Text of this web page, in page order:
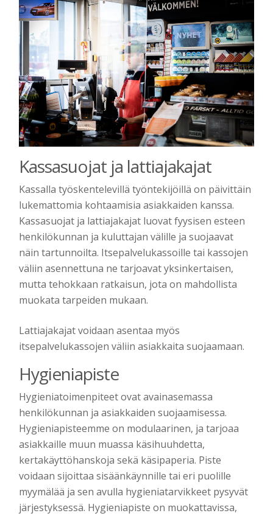
Kassasuojat ja lattiajakajat
Kassalla työskentelevillä työntekijöillä on päivittäin
lukemattomia kohtaamisia asiakkaiden kanssa.
Kassasuojat ja lattiajakajat luovat fyysisen esteen
henkilökunnan ja kuluttajan välille ja suojaavat
näin tartunnoilta. Itsepalvelukassoille tai kassojen
väliin asennettuna ne tarjoavat yksinkertaisen,
mutta tehokkaan ratkaisun, jota on mahdollista
muokata tarpeiden mukaan.
Lattiajakajat voidaan asentaa myös
itsepalvelukassojen väliin asiakkaita suojaamaan.
Hygieniapiste
Hygieniatoimenpiteet ovat avainasemassa
henkilökunnan ja asiakkaiden suojaamisessa.
Hygieniapisteemme on modulaarinen, ja tarjoaa
asiakkaille muun muassa käsihuuhdetta,
kertakäyttöhanskoja sekä käsipaperia. Piste
voidaan sijoittaa sisäänkäynnille tai eri puolille
myymälää ja sen avulla hygieniatarvikkeet pysyvät
järjestyksessä. Hygieniapiste on muokattavissa,